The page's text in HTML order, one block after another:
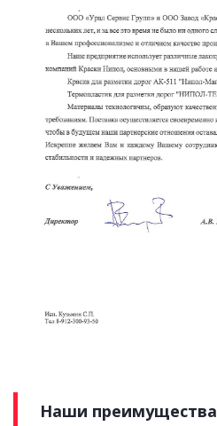
Наши преимущества